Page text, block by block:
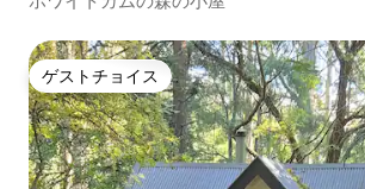
ゲストチョイス
ゲストチョイス